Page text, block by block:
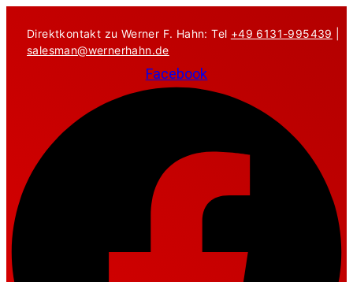
Inhalt
springen
Direktkontakt zu Werner F. Hahn: Tel +49 6131-995439
salesman@wernerhahn.de
Facebook